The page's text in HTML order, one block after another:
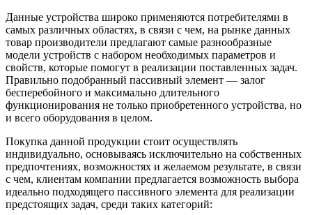
Данные устройства широко применяются потребителями в
самых различных областях, в связи с чем, на рынке данных
товар производители предлагают самые разнообразные
модели устройств с набором необходимых параметров и
свойств, которые помогут в реализации поставленных задач.
Правильно подобранный пассивный элемент — залог
бесперебойного и максимально длительного
функционирования не только приобретенного устройства, но
и всего оборудования в целом.
Покупка данной продукции стоит осуществлять
индивидуально, основываясь исключительно на собственных
предпочтениях, возможностях и желаемом результате, в связи
с чем, клиентам компании предлагается возможность выбора
идеально подходящего пассивного элемента для реализации
предстоящих задач, среди таких категорий: